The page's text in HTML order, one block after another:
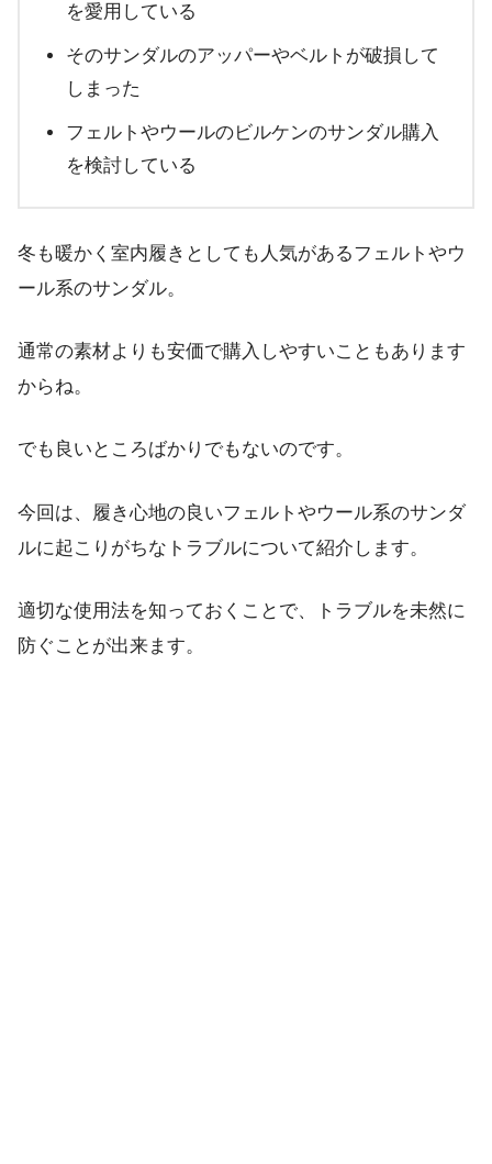
を愛用している
そのサンダルのアッパーやベルトが破損して
しまった
フェルトやウールのビルケンのサンダル購入
を検討している
冬も暖かく室内履きとしても人気があるフェルトやウ
ール系のサンダル。
通常の素材よりも安価で購入しやすいこともあります
からね。
でも良いところばかりでもないのです。
今回は、履き心地の良いフェルトやウール系のサンダ
ルに起こりがちなトラブルについて紹介します。
適切な使用法を知っておくことで、トラブルを未然に
防ぐことが出来ます。